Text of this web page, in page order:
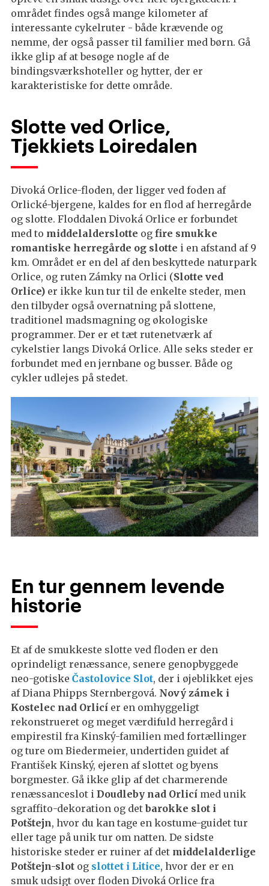
området findes også mange kilometer af
interessante cykelruter - både krævende og
nemme, der også passer til familier med børn. Gå
ikke glip af at besøge nogle af de
bindingsværkshoteller og hytter, der er
karakteristiske for dette område.
Slotte ved Orlice,
Tjekkiets Loiredalen
Divoká Orlice-floden, der ligger ved foden af
Orlické-bjergene, kaldes for en flod af herregårde
og slotte. Floddalen Divoká Orlice er forbundet
med to middelalderslotte og fire smukke
romantiske herregårde og slotte i en afstand af 9
km. Området er en del af den beskyttede naturpark
Orlice, og ruten Zámky na Orlici (Slotte ved
Orlice) er ikke kun tur til de enkelte steder, men
den tilbyder også overnatning på slottene,
traditionel madsmagning og økologiske
programmer. Der er et tæt rutenetværk af
cykelstier langs Divoká Orlice. Alle seks steder er
forbundet med en jernbane og busser. Både og
cykler udlejes på stedet.
En tur gennem levende
historie
Et af de smukkeste slotte ved floden er den
oprindeligt renæssance, senere genopbyggede
neo-gotiske Častolovice Slot, der i øjeblikket ejes
af Diana Phipps Sternbergová. Nový zámek i
Kostelec nad Orlicí er en omhyggeligt
rekonstrueret og meget værdifuld herregård i
empirestil fra Kinský-familien med fortællinger
og ture om Biedermeier, undertiden guidet af
František Kinský, ejeren af slottet og byens
borgmester. Gå ikke glip af det charmerende
renæssanceslot i Doudleby nad Orlicí med unik
sgraffito-dekoration og det barokke slot i
Potštejn, hvor du kan tage en kostume-guidet tur
eller tage på unik tur om natten. De sidste
historiske steder er ruiner af det middelalderlige
Potštejn-slot og slottet i Litice, hvor der er en
smuk udsigt over floden Divoká Orlice fra